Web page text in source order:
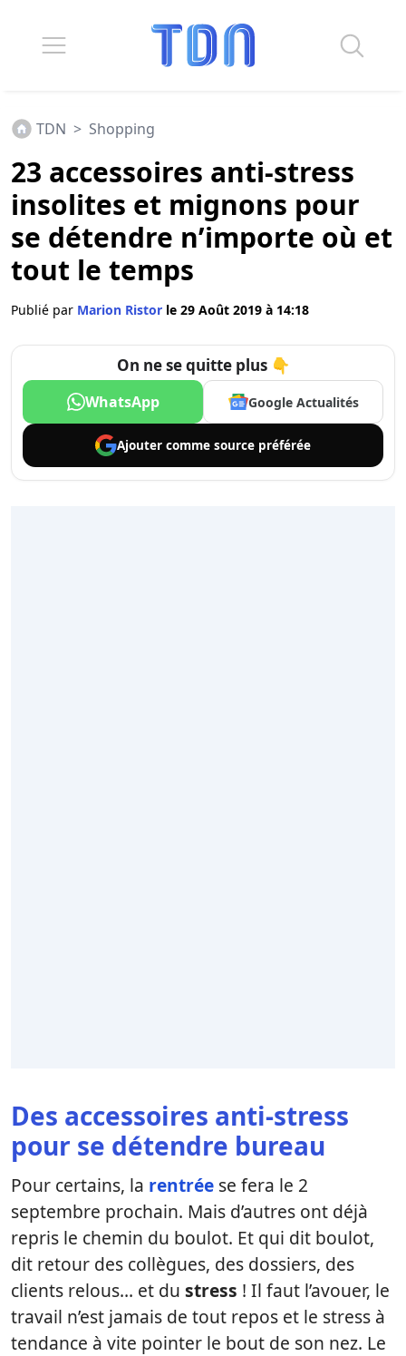
TDN > Shopping
23 accessoires anti-stress
insolites et mignons pour
se détendre n’importe où et
tout le temps
Publié par Marion Ristor le 29 Août 2019 à 14:18
On ne se quitte plus 👇
WhatsApp Google Actualités
Ajouter comme source préférée
Des accessoires anti-stress
pour se détendre bureau
Pour certains, la rentrée se fera le 2
septembre prochain. Mais d’autres ont déjà
repris le chemin du boulot. Et qui dit boulot,
dit retour des collègues, des dossiers, des
clients relous… et du stress ! Il faut l’avouer, le
travail n’est jamais de tout repos et le stress à
tendance à vite pointer le bout de son nez. Le